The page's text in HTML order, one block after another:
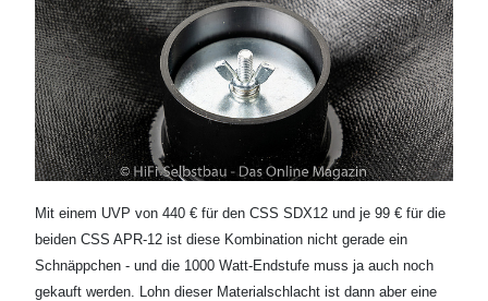
Mit einem UVP von 440 € für den CSS SDX12 und je 99 € für die
beiden CSS APR-12 ist diese Kombination nicht gerade ein
Schnäppchen - und die 1000 Watt-Endstufe muss ja auch noch
gekauft werden. Lohn dieser Materialschlacht ist dann aber eine